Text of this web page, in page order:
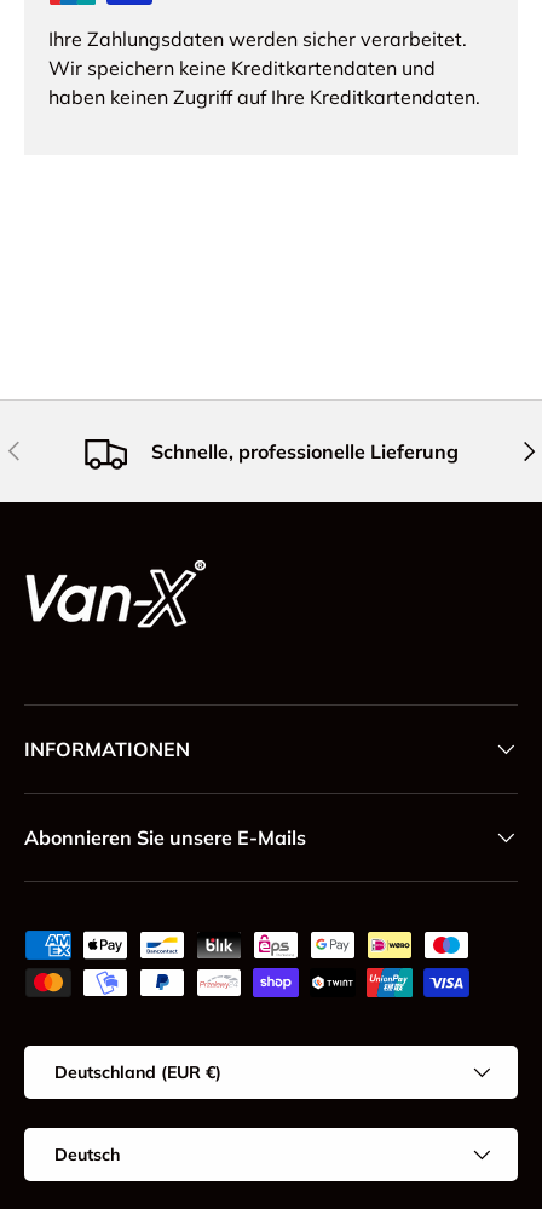
Ihre Zahlungsdaten werden sicher verarbeitet.
Wir speichern keine Kreditkartendaten und
haben keinen Zugriff auf Ihre Kreditkartendaten.
Vorherige Schnelle, professionelle Lieferung
INFORMATIONEN
Abonnieren Sie unsere E-Mails
Zahlungsmethoden
Land/Region
Deutschland (EUR €)
Sprache
Deutsch